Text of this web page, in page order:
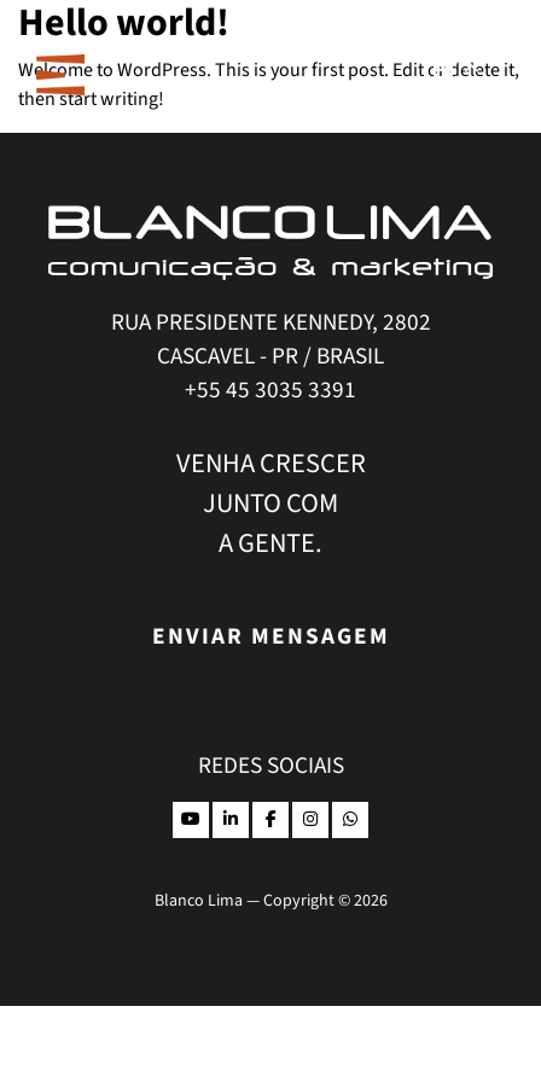
PT
Hello world!
Welcome to WordPress. This is your first post. Edit or delete it,
then start writing!
RUA PRESIDENTE KENNEDY, 2802
CASCAVEL - PR / BRASIL
+55 45 3035 3391
VENHA CRESCER
JUNTO COM
A GENTE.
ENVIAR MENSAGEM
REDES SOCIAIS
Blanco Lima — Copyright © 2026